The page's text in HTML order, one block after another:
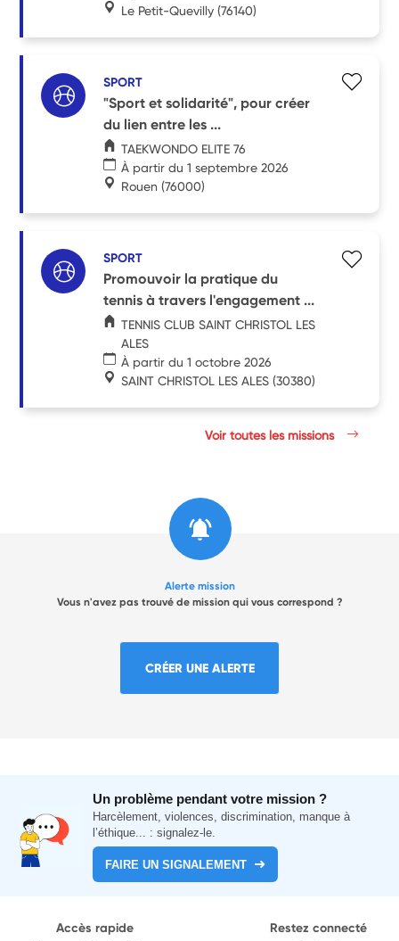
Le Petit-Quevilly (76140)
SPORT
"Sport et solidarité", pour créer
du lien entre les ...
TAEKWONDO ELITE 76
À partir du 1 septembre 2026
Rouen (76000)
SPORT
Promouvoir la pratique du
tennis à travers l'engagement ...
TENNIS CLUB SAINT CHRISTOL LES
ALES
À partir du 1 octobre 2026
SAINT CHRISTOL LES ALES (30380)
Voir toutes les missions
Alerte mission
Vous n'avez pas trouvé de mission qui vous correspond ?
CRÉER UNE ALERTE
Un problème pendant votre mission ?
Harcèlement, violences, discrimination, manque à
l’éthique... : signalez-le.
FAIRE UN SIGNALEMENT
Accès rapide Restez connecté